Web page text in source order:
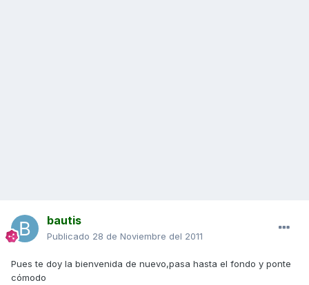
bautis
Publicado 28 de Noviembre del 2011
Pues te doy la bienvenida de nuevo,pasa hasta el fondo y ponte
cómodo